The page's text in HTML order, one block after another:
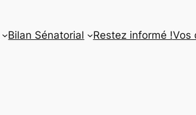
Bilan Sénatorial Restez informé !Vos